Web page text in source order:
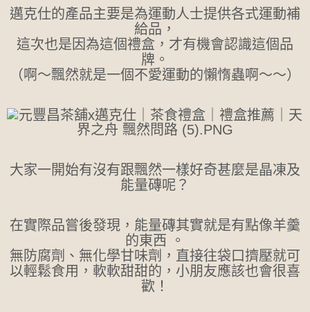
邁克仕的產品主要是為運動人士提供各式運動補
給品，
這次也是因為這個禮盒，才有機會認識這個品
牌。
（啊～飄然就是一個不愛運動的懶惰蟲啊～～）
大家一開始有沒有跟飄然一樣好奇甚麼是晶凍及
能量磚呢？
在實際品嘗後發現，能量磚其實就是有點像羊羹
的東西 。
無防腐劑、無化學甘味劑，直接往袋口擠壓就可
以輕鬆食用，軟軟甜甜的，小朋友應該也會很喜
歡！